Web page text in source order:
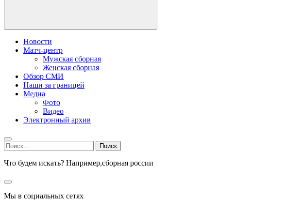
Новости
Матч-центр
Мужская сборная
Женская сборная
Обзор СМИ
Наши за границей
Медиа
Фото
Видео
Электронный архив
Найти:
Что будем искать? Например,сборная россии
Мы в социальных сетях